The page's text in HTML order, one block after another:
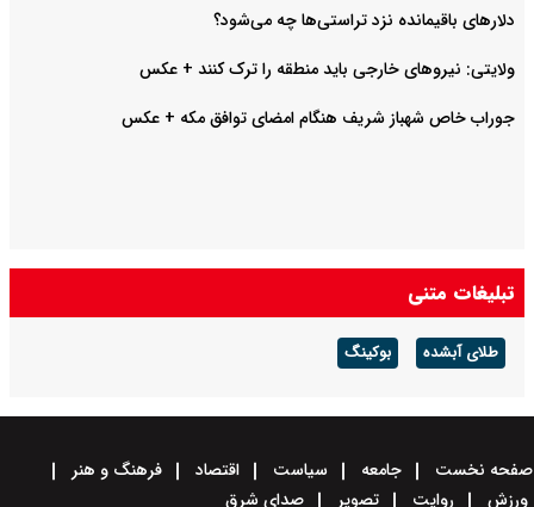
دلارهای باقیمانده نزد تراستی‌ها چه می‌شود؟
ولایتی: نیروهای خارجی باید منطقه را ترک کنند +‌ عکس
جوراب خاص شهباز شریف هنگام امضای توافق مکه + عکس
تبلیغات متنی
طلای آبشده بوکینگ
صفحه نخست جامعه سیاست اقتصاد
فرهنگ و هنر
ورزش
روایت تصویر صدای شرق